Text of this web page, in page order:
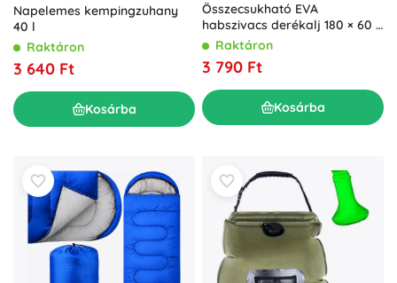
Napelemes kempingzuhany
40 l
Raktáron
3 640 Ft
Kosárba
Összecsukható EVA
habszivacs derékalj 180 × 60 ×
1 cmRaktáron
3 790 Ft
Kosárba